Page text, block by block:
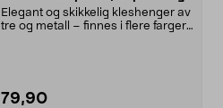
Elegant og skikkelig kleshenger av
tre og metall – finnes i flere farger.
79,90